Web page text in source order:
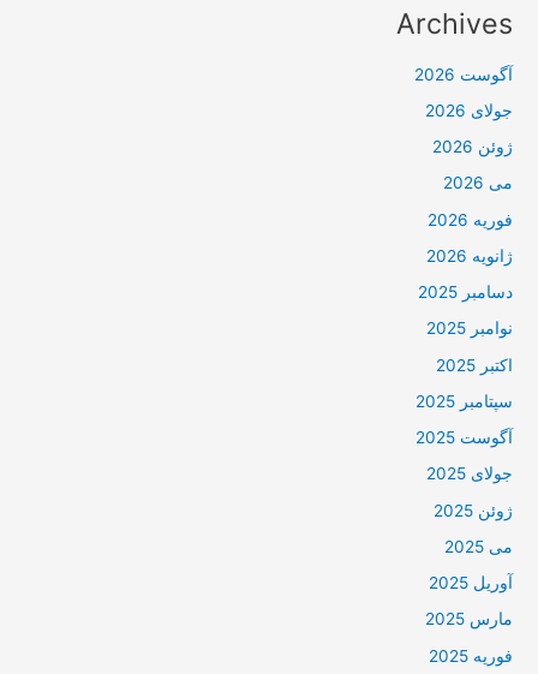
Archives
آگوست 2026
جولای 2026
ژوئن 2026
می 2026
فوریه 2026
ژانویه 2026
دسامبر 2025
نوامبر 2025
اکتبر 2025
سپتامبر 2025
آگوست 2025
جولای 2025
ژوئن 2025
می 2025
آوریل 2025
مارس 2025
فوریه 2025